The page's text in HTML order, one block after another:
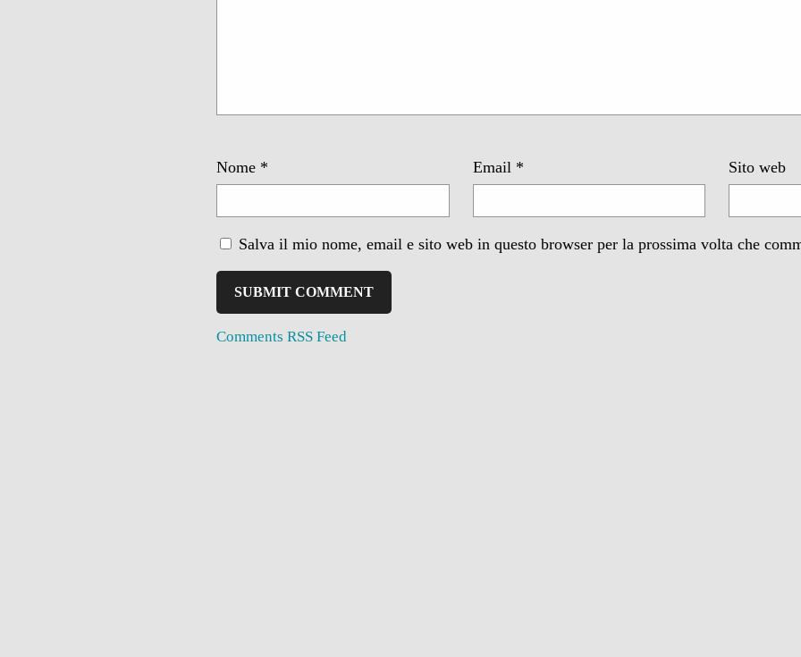
Nome * Email * Sito web
Salva il mio nome, email e sito web in questo browser per la prossima volta che
Comments RSS Feed